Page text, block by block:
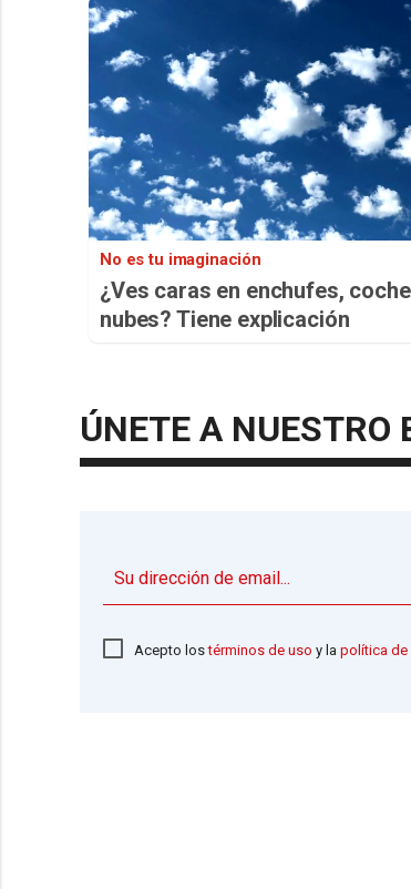
No es tu imaginación
¿Ves caras en enchufes,
nubes? Tiene explicación
ÚNETE A NUESTRO
Acepto lostérminos de uso y la política de